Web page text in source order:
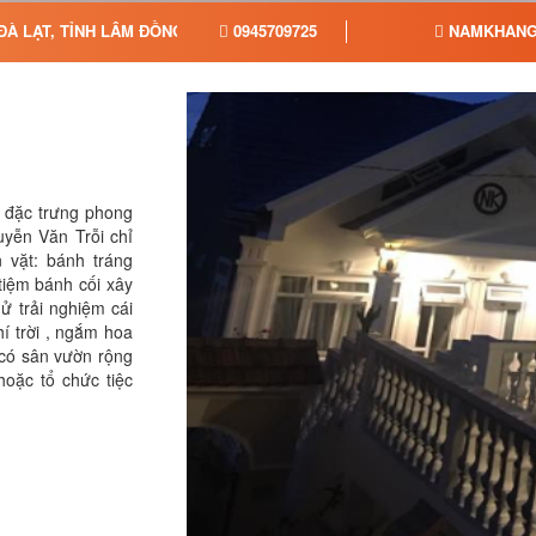
LẠT, TỈNH LÂM ĐỒNG 0945709725
trưng phong
Văn Trỗi chỉ
vặt: bánh tráng
bánh cối xây
trải nghiệm cái
trời , ngắm hoa
sân vườn rộng
tổ chức tiệc